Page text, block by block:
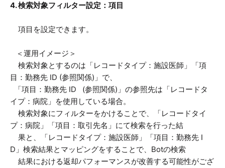
4. 検索対象フィルター設定：項目
項目を設定できます。
＜運用イメージ＞
検索対象とするのは「レコードタイプ：施設医師」「項
目：勤務先 ID (参照関係)」で、
「項目：勤務先 ID (参照関係)」の参照先は「レコードタ
イプ：病院」を使用している場合。
検索対象にフィルターをかけることで、「レコードタイ
プ：病院」「項目：取引先名」にて検索を行った結
果と、「レコードタイプ：施設医師」「項目：勤務先 I
D」検索結果とマッピングをすることで、Botの検索
結果における返却パフォーマンスが改善する可能性がござ